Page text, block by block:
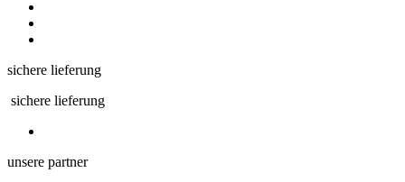
sichere lieferung
sichere lieferung
unsere partner